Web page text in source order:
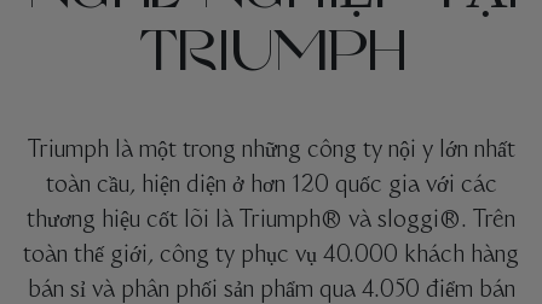
TRIUMPH
Triumph là một trong những công ty nội y lớn nhất
toàn cầu, hiện diện ở hơn 120 quốc gia với các
thương hiệu cốt lõi là Triumph® và sloggi®. Trên
toàn thế giới, công ty phục vụ 40.000 khách hàng
bán sỉ và phân phối sản phẩm qua 4.050 điểm bán